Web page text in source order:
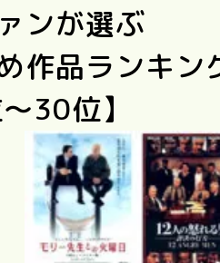
ンが選ぶ
作品ランキン
30位】